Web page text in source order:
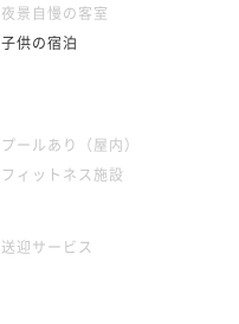
夜景自慢の客室
子供の宿泊
プールあり（屋内）
フィットネス施設
送迎サービス